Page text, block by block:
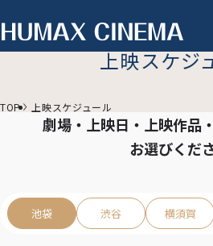
上映スケジ
TOP 上映スケジュール
劇場・上映日・上映作品
お選びくだ
池袋 渋谷 横須賀